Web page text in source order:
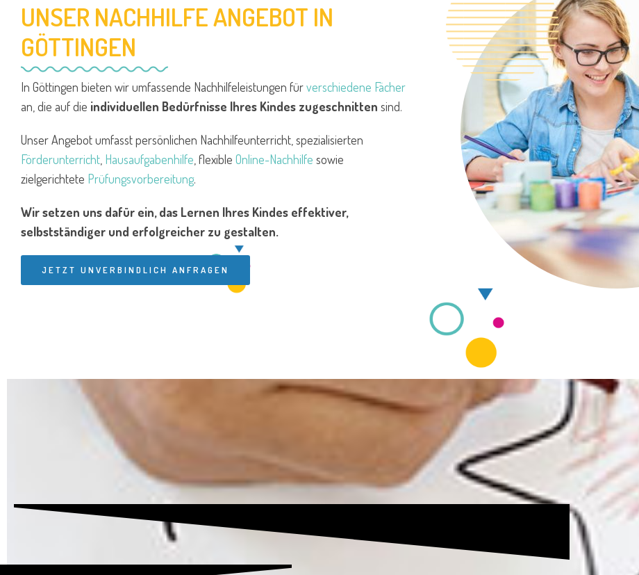
UNSER NACHHILFE ANGEBOT IN
GÖTTINGEN
In Göttingen bieten wir umfassende Nachhilfeleistungen fürverschiedene Fächer
an, die auf die individuellen Bedürfnisse Ihres Kindes zugeschnitten sind.
Unser Angebot umfasst persönlichen Nachhilfeunterricht, spezialisierten
Förderunterricht Hausaufgabenhilfe , flexible Online-Nachhilfe sowie
zielgerichtete Prüfungsvorbereitung.
Wir setzen uns dafür ein, das Lernen Ihres Kindes effektiver,
selbstständiger und erfolgreicher zu gestalten.
JETZT UNVERBINDLICH ANFRAGEN